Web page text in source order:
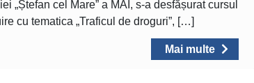
„Ștefan cel Mare” a MAI, s-a desfășurat cursul
cu tematica „Traficul de droguri”, […]
Mai multe